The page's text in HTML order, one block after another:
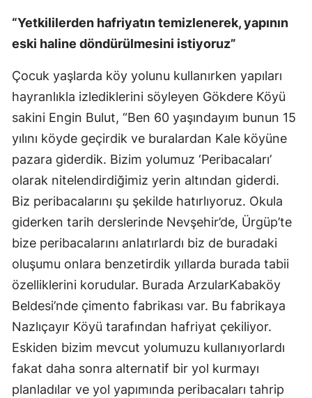
Kahramanmaraş
Muğla
Muş
Niğde
Ordu
Rize
Sakarya
Samsun
Siirt
Sinop
Sivas
“Yetkililerden hafriyatın temizlenerek, yapının
eski haline döndürülmesini istiyoruz”
Çocuk yaşlarda köy yolunu kullanırken yapıları
hayranlıkla izlediklerini söyleyen Gökdere Köyü
sakini Engin Bulut, “Ben 60 yaşındayım bunun 15
yılını köyde geçirdik ve buralardan Kale köyüne
pazara giderdik. Bizim yolumuz ‘Peribacaları’
olarak nitelendirdiğimiz yerin altından giderdi.
Biz peribacalarını şu şekilde hatırlıyoruz. Okula
giderken tarih derslerinde Nevşehir’de, Ürgüp’te
bize peribacalarını anlatırlardı biz de buradaki
oluşumu onlara benzetirdik yıllarda burada tabii
özelliklerini korudular. Burada ArzularKabaköy
Beldesi’nde çimento fabrikası var. Bu fabrikaya
Nazlıçayır Köyü tarafından hafriyat çekiliyor.
Eskiden bizim mevcut yolumuzu kullanıyorlardı
fakat daha sonra alternatif bir yol kurmayı
planladılar ve yol yapımında peribacaları tahrip